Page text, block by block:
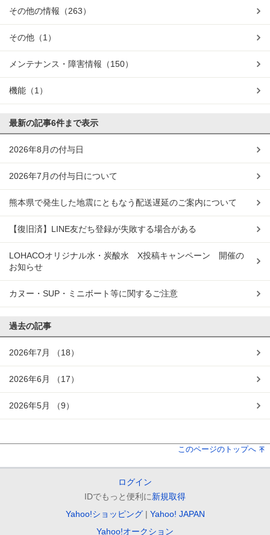
その他の情報 （263）
その他 （1）
メンテナンス・障害情報 （150）
機能 （1）
最新の記事6件まで表示
2026年8月の付与日
2026年7月の付与日について
熊本県で発生した地震にともなう配送遅延のご案内について
【復旧済】LINE友だち登録が失敗する場合がある
LOHACOオリジナル水・炭酸水 X投稿キャンペーン 開催の
お知らせ
カヌー・SUP・ミニボート等に関するご注意
過去の記事
2026年7月 （18）
2026年6月 （17）
2026年5月 （9）
このページのトップへ
ログイン
IDでもっと便利に新規取得
Yahoo!ショッピング
Yahoo! JAPAN
Yahoo!オークション